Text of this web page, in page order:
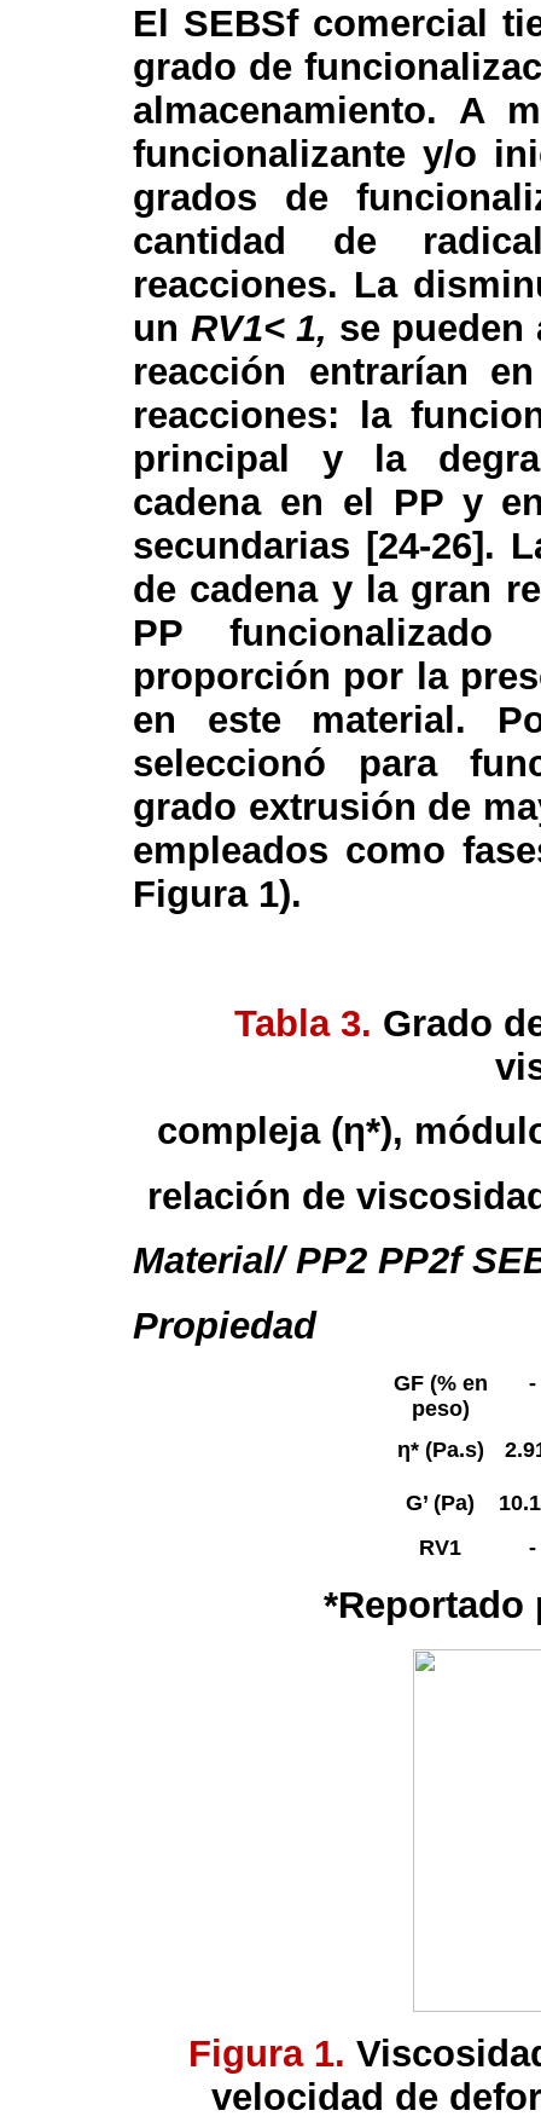
El SEBSf comercial
grado de
almacenamiento. A
funcionalizante y/o
grados de
cantidad de
reacciones. La
un RV1< 1, se pueden
reacción entrarían
reacciones: la
principal y la
cadena en el PP y
secundarias [24-26].
de cadena y la gran
PP
proporción por la
en este material.
seleccionó para
grado extrusión de
empleados como
Figura 1).
Tabla 3. Grado
compleja (η*),
relación de
Material/PP2 PP2f
Propiedad
GF (% en
peso)
-
η* (Pa.s)
G’ (Pa)
RV1
-
Figura 1.
velocidad de